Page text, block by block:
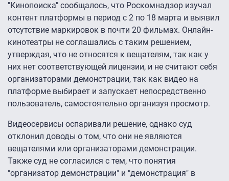
"Кинопоиска" сообщалось, что Роскомнадзор изучал
контент платформы в период с 2 по 18 марта и выявил
отсутствие маркировок в почти 20 фильмах. Онлайн-
кинотеатры не соглашались с таким решением,
утверждая, что не относятся к вещателям, так как у
них нет соответствующей лицензии, и не считают себя
организаторами демонстрации, так как видео на
платформе выбирает и запускает непосредственно
пользователь, самостоятельно организуя просмотр.
Видеосервисы оспаривали решение, однако суд
отклонил доводы о том, что они не являются
вещателями или организаторами демонстрации.
Также суд не согласился с тем, что понятия
"организатор демонстрации" и "демонстрация" в